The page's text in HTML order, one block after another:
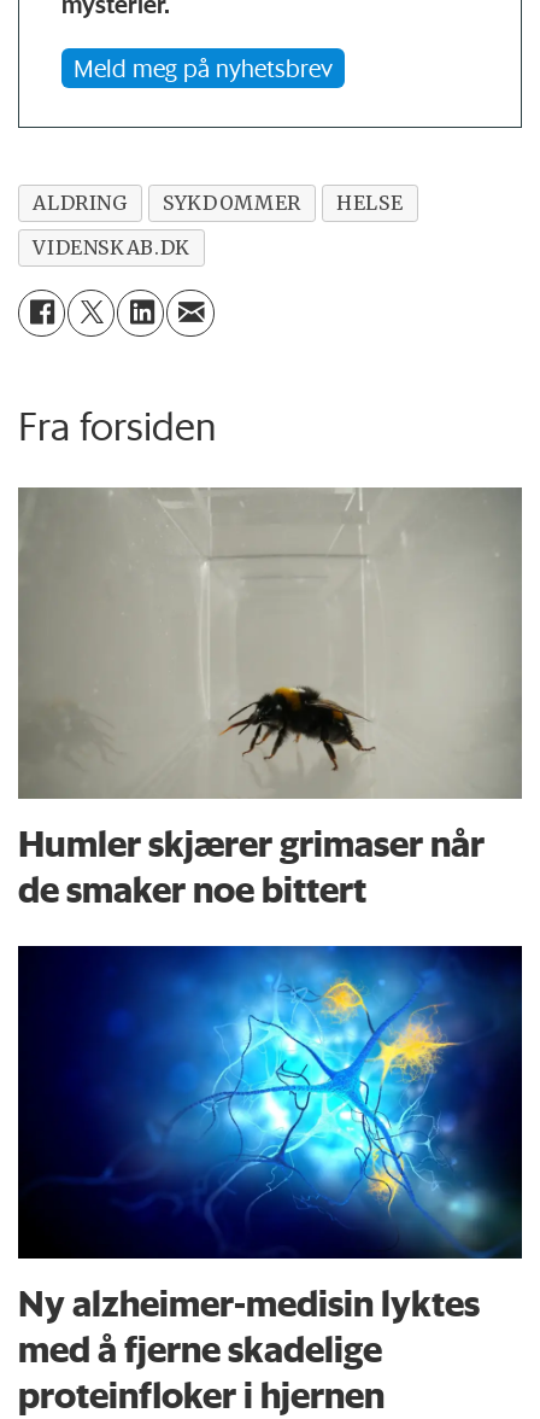
Meld meg på nyhetsbrev
ALDRING SYKDOMMER
HELSE
VIDENSKAB.DK
Fra forsiden
Humler skjærer grimaser når
de smaker noe bittert
Ny alzheimer-medisin lyktes
med å fjerne skadelige
proteinfloker i hjernen